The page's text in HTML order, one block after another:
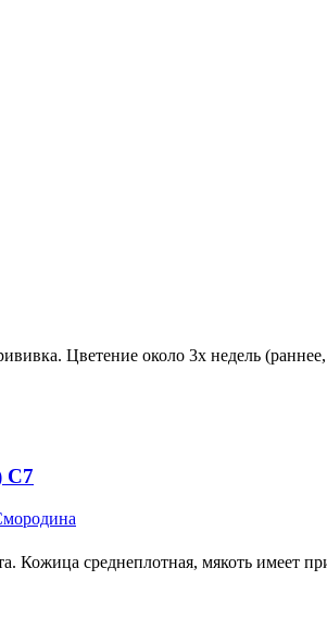
Цветение около 3х недель
С7
Кожица среднеплотная, мякоть имеет